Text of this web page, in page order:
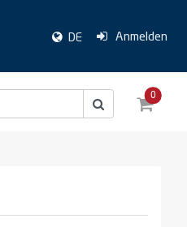
DE Anmelden
0